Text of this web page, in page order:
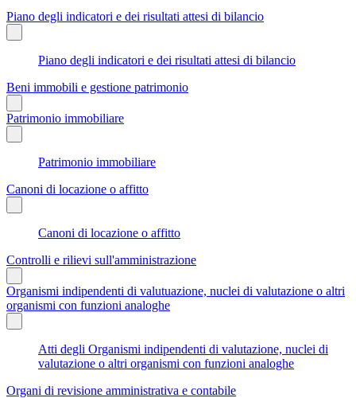
Piano degli indicatori e dei risultati attesi di bilancio
Piano degli indicatori e dei risultati attesi di bilancio
Beni immobili e gestione patrimonio
Patrimonio immobiliare
Patrimonio immobiliare
Canoni di locazione o affitto
Canoni di locazione o affitto
Controlli e rilievi sull'amministrazione
Organismi indipendenti di valutuazione, nuclei di valutazione o altri
organismi con funzioni analoghe
Atti degli Organismi indipendenti di valutazione, nuclei di
valutazione o altri organismi con funzioni analoghe
Organi di revisione amministrativa e contabile